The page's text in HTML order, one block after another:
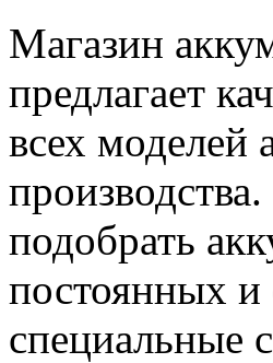
Магазин
предлагает
всех моделей
подобрать
постоянных и
специальные